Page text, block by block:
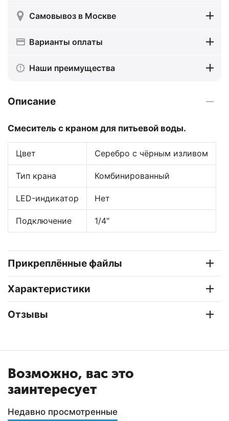
Самовывоз в Москве
Варианты оплаты
Наши преимущества
Описание
Смеситель с краном для питьевой воды.
Цвет Серебро с чёрным изливом
Тип крана Комбинированный
LED-индикатор Нет
Подключение 1/4″
Прикреплённые файлы
Характеристики
Отзывы
Возможно, вас это
заинтересует
Недавно просмотренные